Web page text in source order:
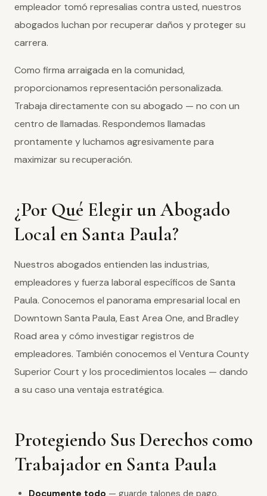
empleador tomó represalias contra usted, nuestros
abogados luchan por recuperar daños y proteger su
carrera.
Como firma arraigada en la comunidad,
proporcionamos representación personalizada.
Trabaja directamente con su abogado — no con un
centro de llamadas. Respondemos llamadas
prontamente y luchamos agresivamente para
maximizar su recuperación.
¿Por Qué Elegir un Abogado
Local en Santa Paula?
Nuestros abogados entienden las industrias,
empleadores y fuerza laboral específicos de Santa
Paula. Conocemos el panorama empresarial local en
Downtown Santa Paula, East Area One, and Bradley
Road area y cómo investigar registros de
empleadores. También conocemos el Ventura County
Superior Court y los procedimientos locales — dando
a su caso una ventaja estratégica.
Protegiendo Sus Derechos como
Trabajador en Santa Paula
Documente todo — guarde talones de pago,